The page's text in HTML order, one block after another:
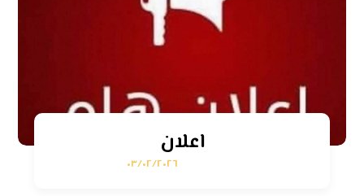
اعلان
٠٣/٠٢/٢٠٢٦